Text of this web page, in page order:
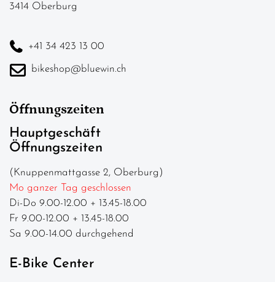
3414 Oberburg
+41 34 423 13 00
bikeshop@bluewin.ch
Öffnungszeiten
Hauptgeschäft
Öffnungszeiten
(Knuppenmattgasse 2, Oberburg)
Mo ganzer Tag geschlossen
Di-Do 9.00-12.00 + 13.45-18.00
Fr 9.00-12.00 + 13.45-18.00
Sa 9.00-14.00 durchgehend
E-Bike Center